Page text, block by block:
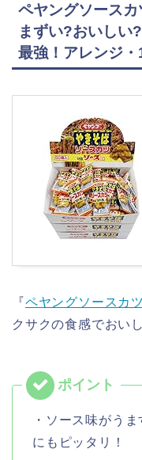
ペヤングソースカ
まずい?おいしい
最強！アレンジ・
『ペヤングソースカ
クサクの食感でおい
・ソース味がう
にもピッタリ！